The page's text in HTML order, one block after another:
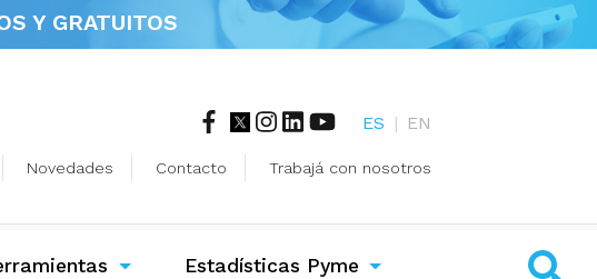
Y GRATUITOS
ES | EN
Novedades Contacto Trabajá con nosotros
Estadísticas Pyme